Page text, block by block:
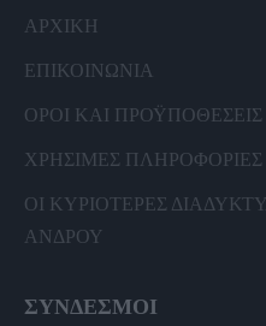
ΑΡΧΙΚΗ
ΕΠΙΚΟΙΝΩΝΙΑ
ΟΡΟΙ ΚΑΙ ΠΡΟΫΠΟΘΕΣΕΙΣ
ΧΡΗΣΙΜΕΣ ΠΛΗΡΟΦΟΡΙΕΣ
ΟΙ ΚΥΡΙΟΤΕΡΕΣ
ΑΝΔΡΟΥ
ΣΥΝΔΕΣΜΟΙ